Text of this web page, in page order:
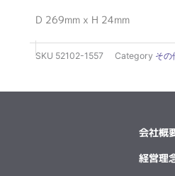
D 269mm x H 24mm
SKU 52102-1557 Category その
会社概
経営理